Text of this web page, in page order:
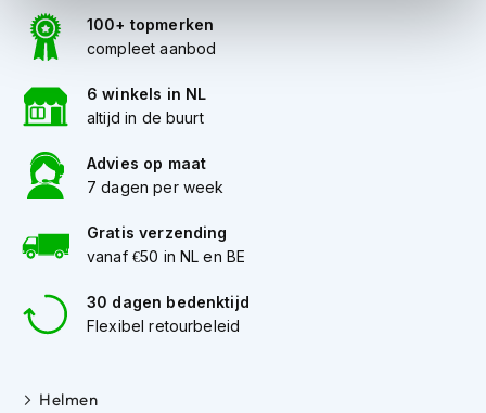
h
e
m
e
n
H
e
e
n
t
o
e
100+ topmerken
compleet aanbod
6 winkels in NL
altijd in de buurt
Advies op maat
7 dagen per week
Gratis verzending
vanaf €50 in NL en BE
30 dagen bedenktijd
Flexibel retourbeleid
Helmen